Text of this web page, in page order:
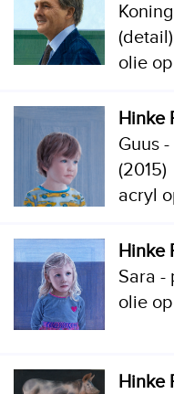
(detail)
olie
Hinke
Guus
(2015)
acryl
Hinke
Sara -
olie
Hinke